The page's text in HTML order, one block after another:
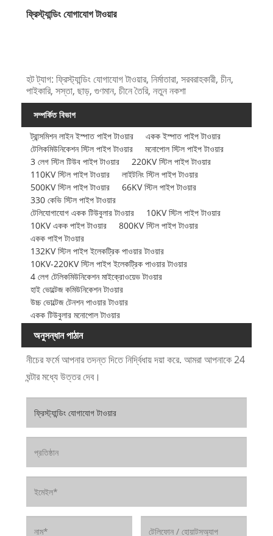
ফ্রিস্ট্যান্ডিং যোগাযোগ টাওয়ার
হট ট্যাগ: ফ্রিস্ট্যান্ডিং যোগাযোগ টাওয়ার, নির্মাতারা, সরবরাহকারী, চীন,
পাইকারি, সস্তা, ছাড়, গুণমান, চীনে তৈরি, নতুন নকশা
সম্পর্কিত বিভাগ
ট্রান্সমিশন লাইন ইস্পাত পাইপ টাওয়ার
একক ইস্পাত পাইপ টাওয়ার
টেলিকমিউনিকেশন স্টিল পাইপ টাওয়ার
মনোপোল স্টিল পাইপ টাওয়ার
3 লেগ স্টিল টিউব পাইপ টাওয়ার
220KV স্টিল পাইপ টাওয়ার
110KV স্টিল পাইপ টাওয়ার
লাইটনিং স্টিল পাইপ টাওয়ার
500KV স্টিল পাইপ টাওয়ার
66KV স্টিল পাইপ টাওয়ার
330 কেভি স্টিল পাইপ টাওয়ার
টেলিযোগাযোগ একক টিউবুলার টাওয়ার
10KV স্টিল পাইপ টাওয়ার
10KV একক পাইপ টাওয়ার
800KV স্টিল পাইপ টাওয়ার
একক পাইপ টাওয়ার
132KV স্টিল পাইপ ইলেকট্রিক পাওয়ার টাওয়ার
10KV-220KV স্টিল পাইপ ইলেকট্রিক পাওয়ার টাওয়ার
4 লেগ টেলিকমিউনিকেশন মাইক্রোওয়েভ টাওয়ার
হাই ভোল্টেজ কমিউনিকেশন টাওয়ার
উচ্চ ভোল্টেজ টেনশন পাওয়ার টাওয়ার
একক টিউবুলার মনোপোল টাওয়ার
অনুসন্ধান পাঠান
নীচের ফর্মে আপনার তদন্ত দিতে নির্দ্বিধায় দয়া করে. আমরা আপনাকে 24
ঘন্টার মধ্যে উত্তর দেব।